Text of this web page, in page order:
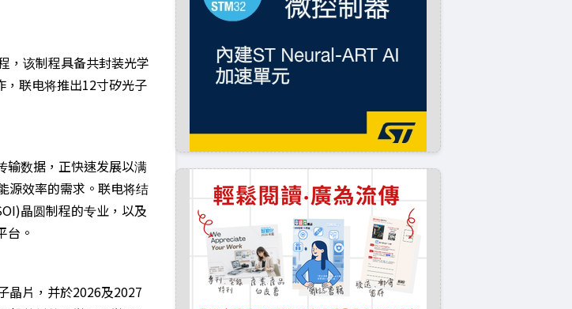
，该制程具备共封装光学
，联电将推出12寸矽光子
输数据，正快速发展以满
源效率的需求。联电将结
晶圆制程的专业，以及
台。
晶片，并於2026及2027